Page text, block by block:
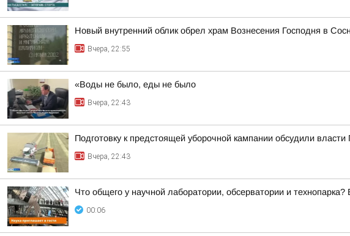
Новый внутренний облик обрел храм Вознесения Господня в
Вчера, 22:55
«Воды не было, еды не было
Вчера, 22:43
Подготовку к предстоящей уборочной кампании обсудили власти
Вчера, 22:43
Что общего у научной лаборатории, обсерватории и
00:06